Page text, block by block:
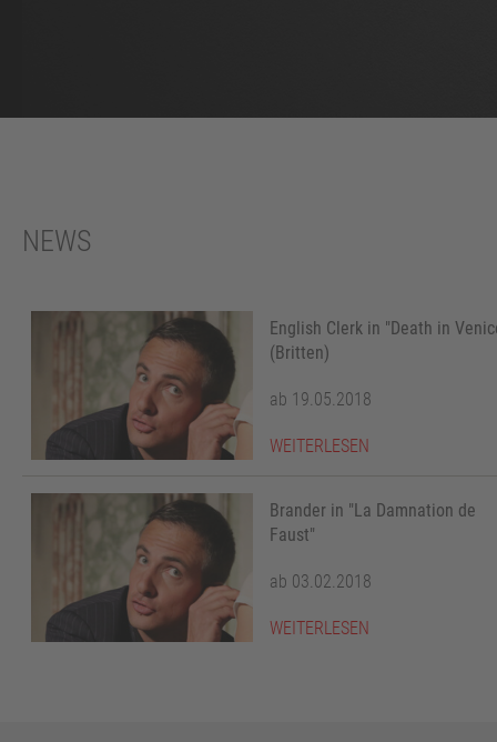
NEWS
English Clerk in "Death in
(Britten)
ab 19.05.2018
WEITERLESEN
Brander in "La Damnation de
Faust"
ab 03.02.2018
WEITERLESEN